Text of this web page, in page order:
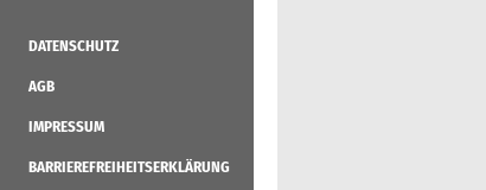
DATENSCHUTZ
AGB
IMPRESSUM
BARRIEREFREIHEITSERKLÄRUNG